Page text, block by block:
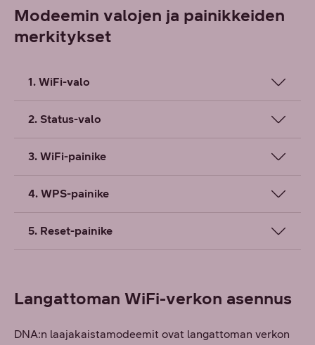
Modeemin valojen ja painikkeiden
merkitykset
1. WiFi-valo
2. Status-valo
3. WiFi-painike
4. WPS-painike
5. Reset-painike
Langattoman WiFi-verkon asennus
DNA:n laajakaistamodeemit ovat langattoman verkon